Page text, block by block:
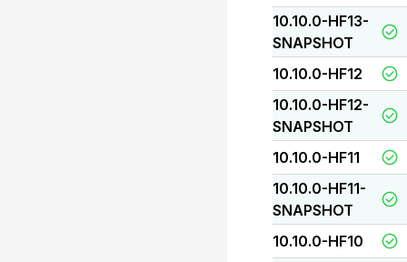
10.10.0-HF13-
SNAPSHOT
10.10.0-HF12
10.10.0-HF12-
SNAPSHOT
10.10.0-HF11
10.10.0-HF11-
SNAPSHOT
10.10.0-HF10